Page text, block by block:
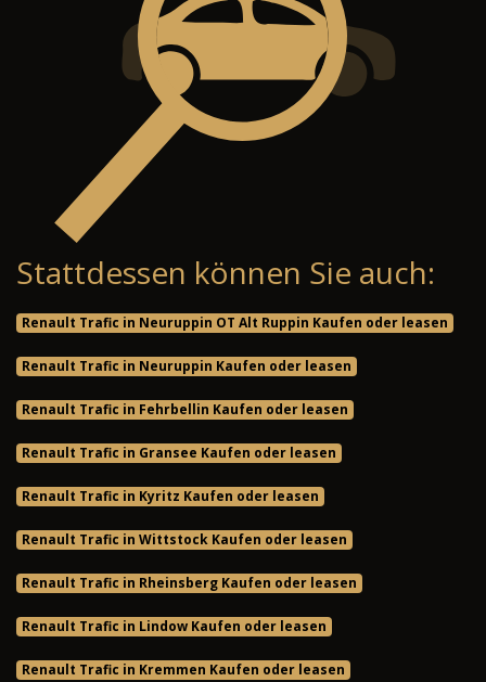
Stattdessen können Sie auch:
Renault Trafic in Neuruppin OT Alt Ruppin Kaufen oder leasen
Renault Trafic in Neuruppin Kaufen oder leasen
Renault Trafic in Fehrbellin Kaufen oder leasen
Renault Trafic in Gransee Kaufen oder leasen
Renault Trafic in Kyritz Kaufen oder leasen
Renault Trafic in Wittstock Kaufen oder leasen
Renault Trafic in Rheinsberg Kaufen oder leasen
Renault Trafic in Lindow Kaufen oder leasen
Renault Trafic in Kremmen Kaufen oder leasen